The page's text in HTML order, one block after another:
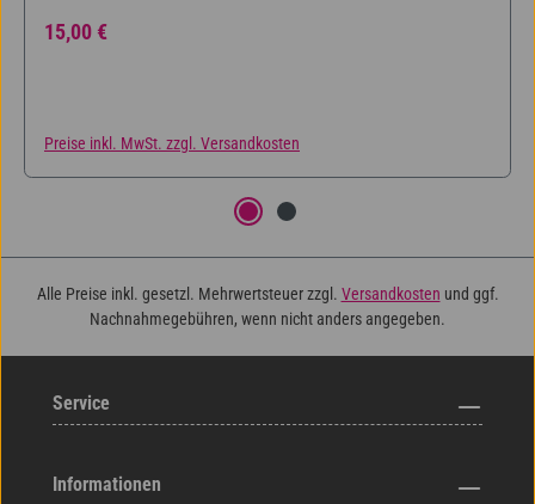
Regulärer Preis:
15,00 €
Preise inkl. MwSt. zzgl. Versandkosten
Alle Preise inkl. gesetzl. Mehrwertsteuer zzgl. Versandkosten und ggf.
Nachnahmegebühren, wenn nicht anders angegeben.
Service
Informationen